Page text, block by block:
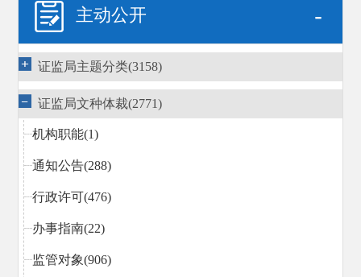
主动公开 -
证监局主题分类(3158)
证监局文种体裁(2771)
机构职能(1)
通知公告(288)
行政许可(476)
办事指南(22)
监管对象(906)